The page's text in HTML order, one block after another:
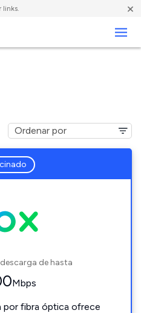
links. ×
de hasta
Mbps
por fibra óptica ofrece